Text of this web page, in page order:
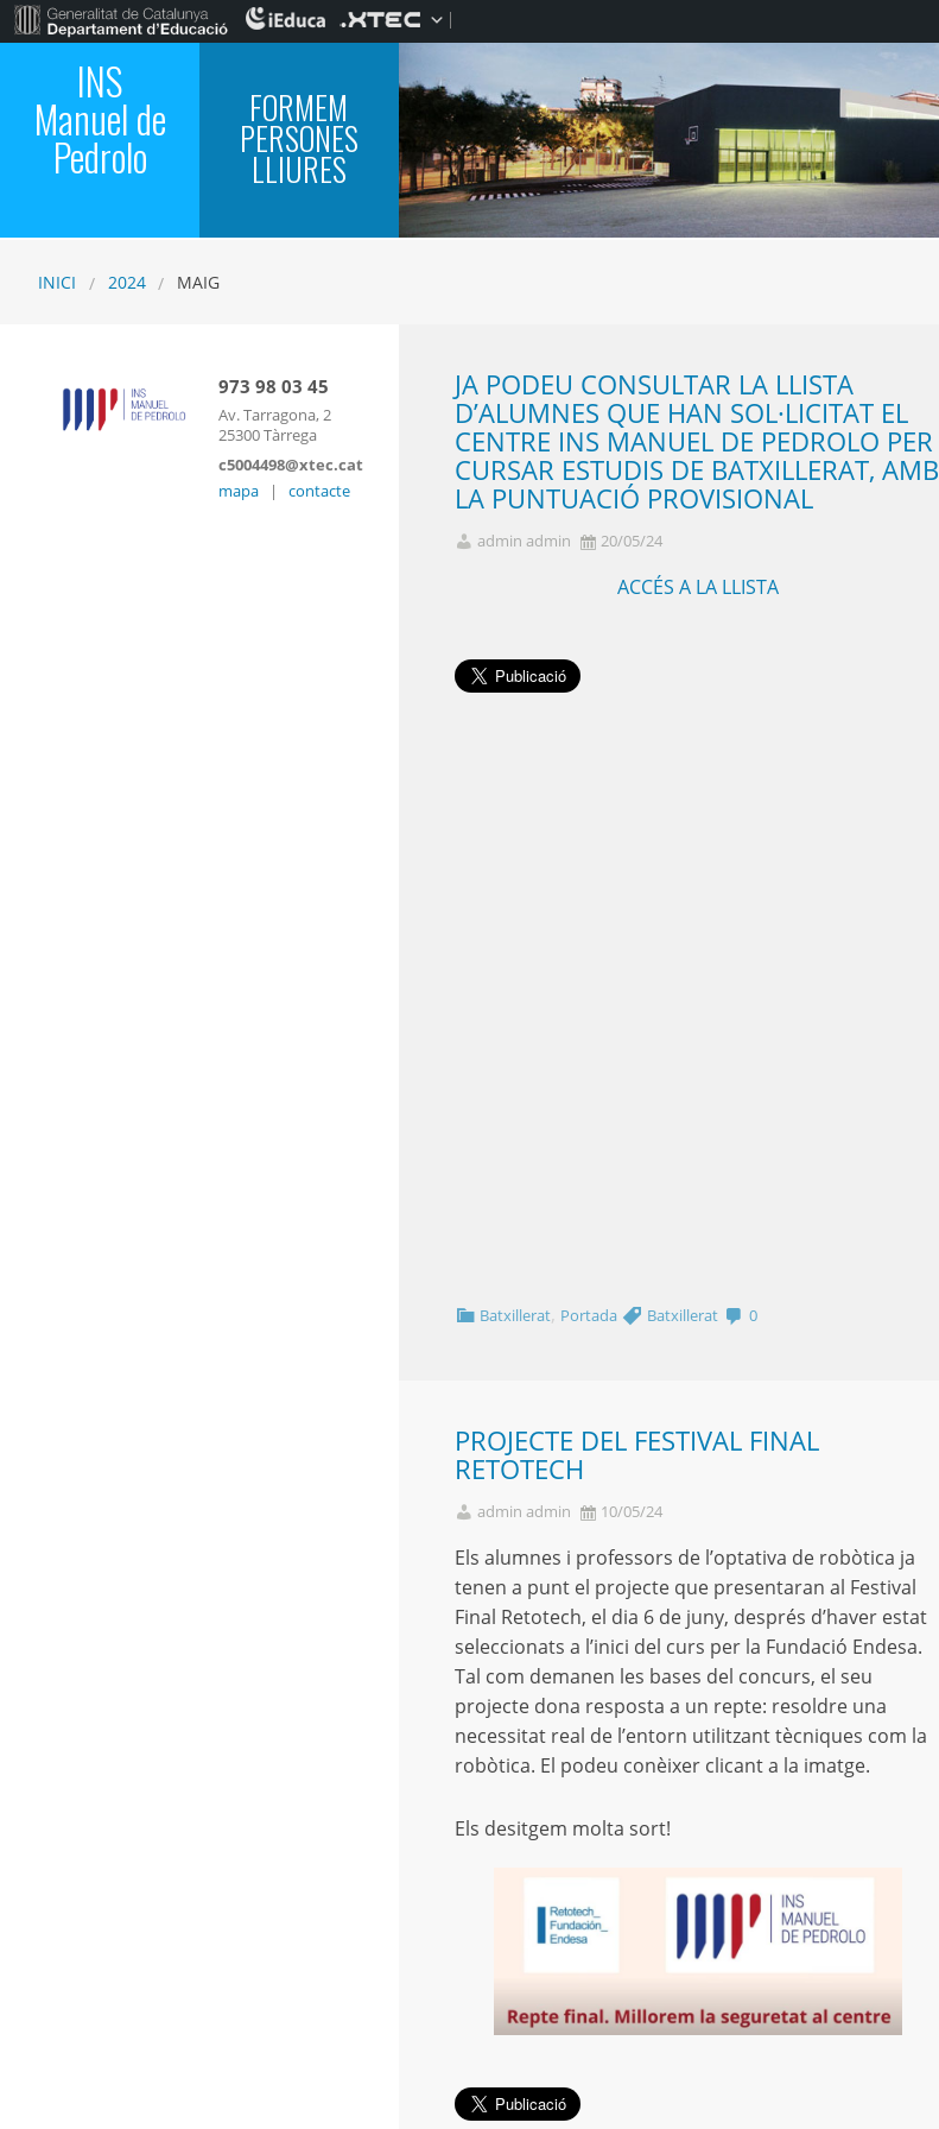
INS
Manuel de
Pedrolo
FORMEM
PERSONES
LLIURES
INICI 2024 MAIG
JA PODEU CONSULTAR LA LLISTA
D’ALUMNES QUE HAN SOL·LICITAT EL
CENTRE INS MANUEL DE PEDROLO PER
CURSAR ESTUDIS DE BATXILLERAT, AMB
LA PUNTUACIÓ PROVISIONAL
admin admin 20/05/24
ACCÉS A LA LLISTA
Batxillerat, Portada Batxillerat 0
PROJECTE DEL FESTIVAL FINAL
RETOTECH
admin admin 10/05/24
Els alumnes i professors de l’optativa de robòtica ja
tenen a punt el projecte que presentaran al Festival
Final Retotech, el dia 6 de juny, després d’haver estat
seleccionats a l’inici del curs per la Fundació Endesa.
Tal com demanen les bases del concurs, el seu
projecte dona resposta a un repte: resoldre una
necessitat real de l’entorn utilitzant tècniques com la
robòtica. El podeu conèixer clicant a la imatge.
Els desitgem molta sort!
973 98 03 45
Av. Tarragona, 2
25300 Tàrrega
c5004498@xtec.cat
mapa
| contacte